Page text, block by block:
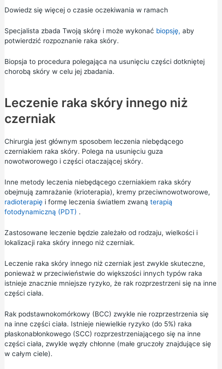
Dowiedz się więcej o czasie oczekiwania w ramach
Specjalista zbada Twoją skórę i może wykonać biopsję, aby
potwierdzić rozpoznanie raka skóry.
Biopsja to procedura polegająca na usunięciu części dotkniętej
chorobą skóry w celu jej zbadania.
Leczenie raka skóry innego niż
czerniak
Chirurgia jest głównym sposobem leczenia niebędącego
czerniakiem raka skóry. Polega na usunięciu guza
nowotworowego i części otaczającej skóry.
Inne metody leczenia niebędącego czerniakiem raka skóry
obejmują zamrażanie (krioterapia), kremy przeciwnowotworowe,
radioterapięi formę leczenia światłem zwaną terapią
fotodynamiczną (PDT) .
Zastosowane leczenie będzie zależało od rodzaju, wielkości i
lokalizacji raka skóry innego niż czerniak.
Leczenie raka skóry innego niż czerniak jest zwykle skuteczne,
ponieważ w przeciwieństwie do większości innych typów raka
istnieje znacznie mniejsze ryzyko, że rak rozprzestrzeni się na inne
części ciała.
Rak podstawnokomórkowy (BCC) zwykle nie rozprzestrzenia się
na inne części ciała. Istnieje niewielkie ryzyko (do 5%) raka
płaskonabłonkowego (SCC) rozprzestrzeniającego się na inne
części ciała, zwykle węzły chłonne (małe gruczoły znajdujące się
w całym ciele).